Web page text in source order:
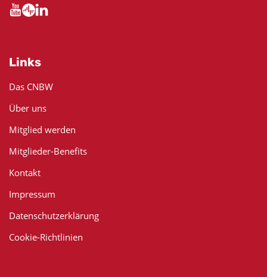
Links
Das CNBW
Über uns
Mitglied werden
Mitglieder-Benefits
Kontakt
Impressum
Datenschutzerklärung
Cookie-Richtlinien